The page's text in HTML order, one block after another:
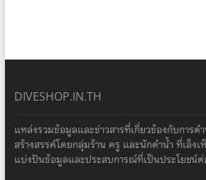
DIVESHOP.IN.TH
แหล่งรวมข้อมูลและข่าวสารที่เกี่ยวข้องกับการด
สร้างสรรค์โดยกลุ่มร้าน ครู และนักดำน้ำ ที่เล็ง
แบ่งปันข้อมูลและประสบการณ์ที่เป็นประโยชน์